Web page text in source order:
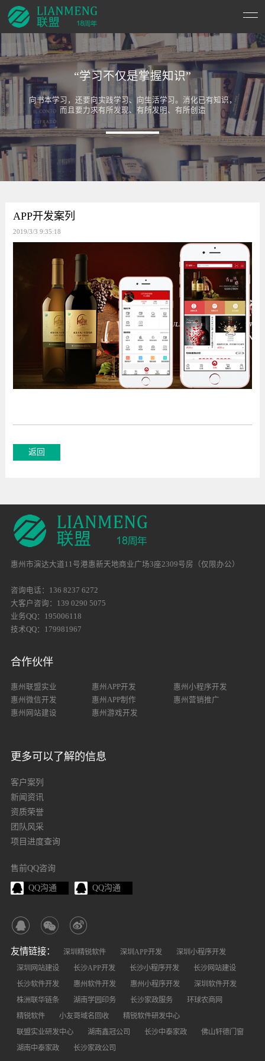
“学习不仅是掌握知识”
向书本学习，还要向实践学习、向生活学习。消化已有知识，
而且要力求有所发现、有所发明、有所创造
APP开发案列
2019/3/3 9:35:18
惠州市演达大道11号港惠新天地商业广场3座2309号房（仅限办公）
咨询电话：136 8237 6272
大客户咨询：139 0290 5075
业务QQ：195006118
技术QQ：179981967
合作伙伴
惠州联盟实业 惠州APP开发
惠州小程序开发
惠州微信开发
惠州APP制作
惠州营销推广
惠州网站建设
惠州游戏开发
更多可以了解的信息
客户案列
新闻资讯
资质荣誉
团队风采
项目进度查询
售前QQ咨询
QQ沟通 QQ沟通
友情链接： 深圳精锐软件 深圳APP开发
深圳小程序开发
深圳网站建设
长沙APP开发 长沙小程序开发
长沙网站建设
长沙软件开发
惠州软件开发 惠州小程序开发
深圳软件开发
株洲联华链条
湖南学园印务 长沙家政服务
环球农商网
精锐软件
小友哥域名回收
精锐软件研发中心
联盟实业研发中心
湖南鑫冠公司 长沙中泰家政
佛山轩德门窗
湖南中泰家政
长沙家政公司